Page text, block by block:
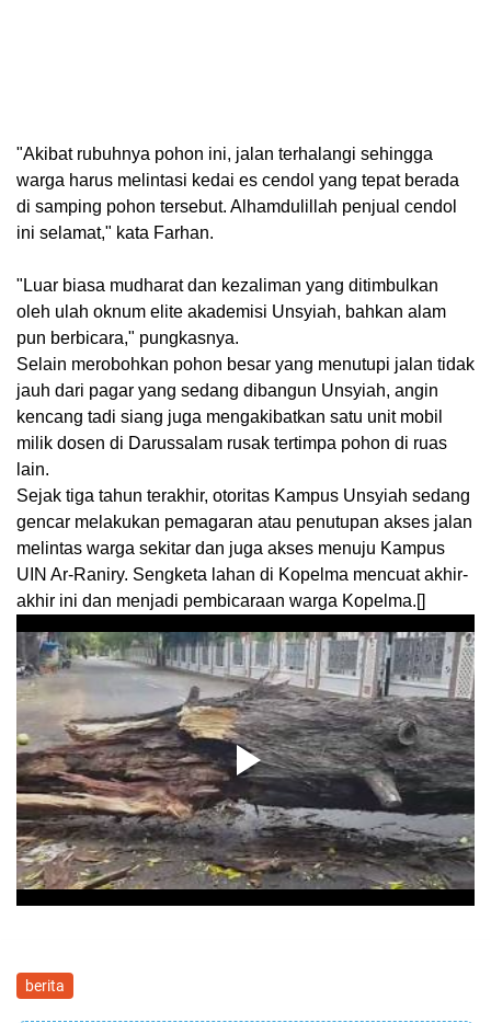
"Akibat rubuhnya pohon ini, jalan terhalangi sehingga
warga harus melintasi kedai es cendol yang tepat berada
di samping pohon tersebut. Alhamdulillah penjual cendol
ini selamat," kata Farhan.
" Luar biasa mudharat dan kezaliman yang ditimbulkan
oleh ulah oknum elite akademisi Unsyiah, bahkan alam
pun berbicara," pungkasnya.
Selain merobohkan pohon besar yang menutupi jalan tidak
jauh dari pagar yang sedang dibangun Unsyiah, angin
kencang tadi siang juga mengakibatkan satu unit mobil
milik dosen di Darussalam rusak tertimpa pohon di ruas
lain.
Sejak tiga tahun terakhir, otoritas Kampus Unsyiah sedang
gencar melakukan pemagaran atau penutupan akses jalan
melintas warga sekitar dan juga akses menuju Kampus
UIN Ar-Raniry. Sengketa lahan di Kopelma mencuat akhir-
akhir ini dan menjadi pembicaraan warga Kopelma.[]
berita